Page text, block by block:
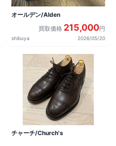
オールデン/Alden
買取価格 215,000円
shibuya 2026/05/20
チャーチ/Church's